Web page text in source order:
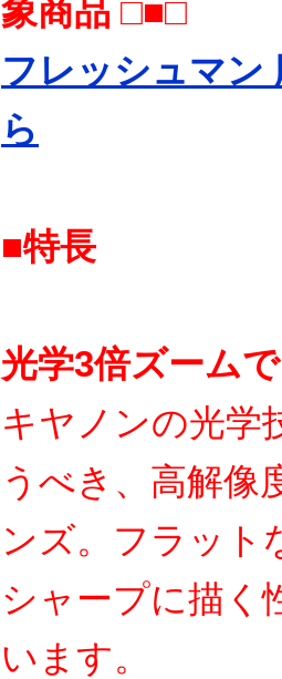
象商品 □■□
フレッシュマン
ら
■特長
光学3倍ズーム
キヤノンの光学
うべき、高解像
ンズ。フラット
シャープに描く
います。